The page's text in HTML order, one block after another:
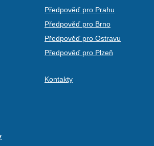
Předpověď pro Prahu
Předpověď pro Brno
Předpověď pro Ostravu
Předpověď pro Plzeň
Kontakty